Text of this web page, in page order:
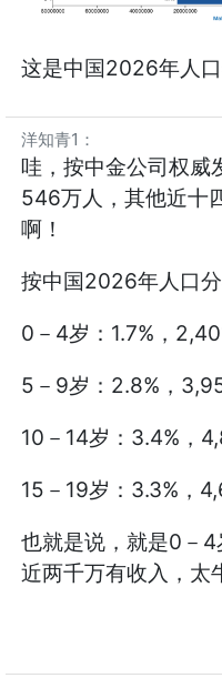
这是中国2026年人口
洋知青1 ：
哇，按中金公司权威
546万人，其他近十
啊！
按中国2026年人口分
0－4岁：1.7%，
5－9岁：2.8%，
10－14岁：3.4%，
15－19岁：3.3%，
也就是说，就是0－
近两千万有收入，太